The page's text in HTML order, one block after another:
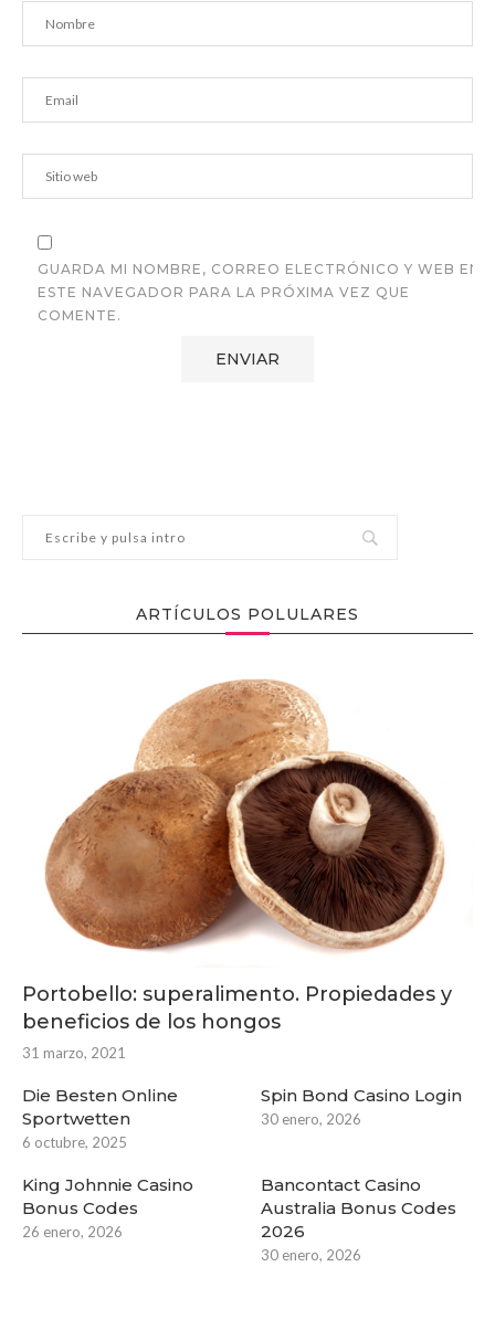
GUARDA MI NOMBRE, CORREO ELECTRÓNICO Y WEB EN
ESTE NAVEGADOR PARA LA PRÓXIMA VEZ QUE
COMENTE.
ARTÍCULOS POLULARES
Portobello: superalimento. Propiedades y
beneficios de los hongos
31 marzo, 2021
Die Besten Online
Sportwetten
6 octubre, 2025
Spin Bond Casino Login
30 enero, 2026
King Johnnie Casino
Bonus Codes
26 enero, 2026
Bancontact Casino
Australia Bonus Codes
2026
30 enero, 2026